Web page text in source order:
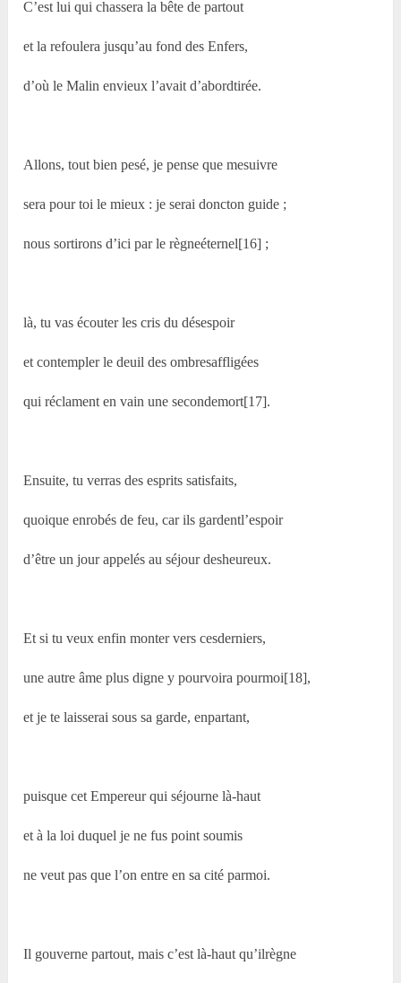
C’est lui qui chassera la bête de partout
et la refoulera jusqu’au fond des Enfers,
d’où le Malin envieux l’avait d’abordtirée.
Allons, tout bien pesé, je pense que mesuivre
sera pour toi le mieux : je serai doncton guide ;
nous sortirons d’ici par le règneéternel[16] ;
là, tu vas écouter les cris du désespoir
et contempler le deuil des ombresaffligées
qui réclament en vain une secondemort[17].
Ensuite, tu verras des esprits satisfaits,
quoique enrobés de feu, car ils gardentl’espoir
d’être un jour appelés au séjour desheureux.
Et si tu veux enfin monter vers cesderniers,
une autre âme plus digne y pourvoira pourmoi[18],
et je te laisserai sous sa garde, enpartant,
puisque cet Empereur qui séjourne là-haut
et à la loi duquel je ne fus point soumis
ne veut pas que l’on entre en sa cité parmoi.
Il gouverne partout, mais c’est là-haut qu’ilrègne